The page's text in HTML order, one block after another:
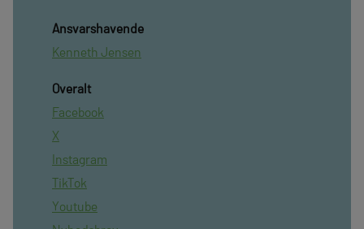
Ansvarshavende
Kenneth Jensen
Overalt
Facebook
X
Instagram
TikTok
Youtube